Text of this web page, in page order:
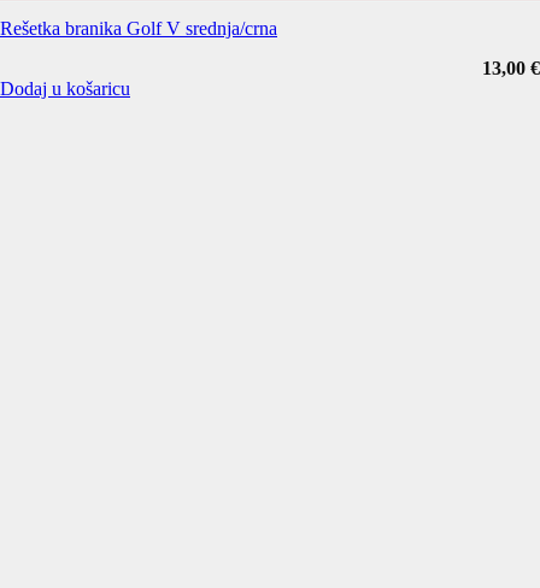
Rešetka branika Golf V srednja/crna
13,00 €
Dodaj u košaricu